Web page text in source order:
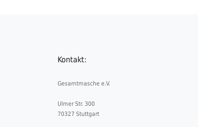
Kontakt:
Gesamtmasche e.V.
Ulmer Str. 300
70327 Stuttgart